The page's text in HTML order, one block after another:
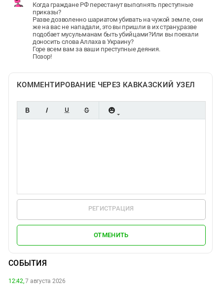
Когда граждане РФ перестанут выполнять преступные
приказы?
Разве дозволенно шариатом убивать на чужой земле, они
же на вас не нападали, это вы пришли в их страну,разве
подобает мусульманам быть убийцами?Или вы поехали
доносить слова Аллаха в Украину?
Горе всем вам за ваши преступные деяния.
Позор!
КОММЕНТИРОВАНИЕ ЧЕРЕЗ КАВКАЗСКИЙ УЗЕЛ
РЕГИСТРАЦИЯ
ОТМЕНИТЬ
СОБЫТИЯ
12:42,7 августа 2026